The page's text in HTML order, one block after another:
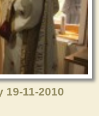
19-11-2010